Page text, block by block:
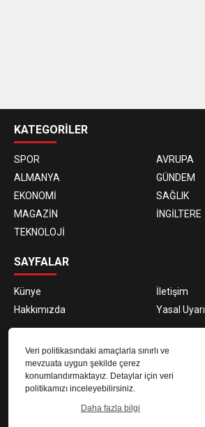
Veri politikasındaki amaçlarla sınırlı ve
mevzuata uygun şekilde çerez
konumlandırmaktayız. Detaylar için veri
politikamızı inceleyebilirsiniz.
Daha fazla bilgi
siteleri
KATEGORİLER
SPOR
AVRUPA
ALMANYA
GÜNDEM
EKONOMİ
SAĞLIK
MAGAZİN
İNGİLTERE
TEKNOLOJİ
SAYFALAR
Künye
İletişim
Hakkımızda
Yasal Uyarı